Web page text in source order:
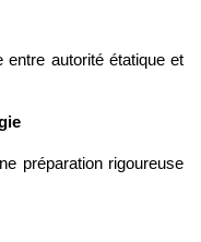
entre autorité étatique et
préparation rigoureuse